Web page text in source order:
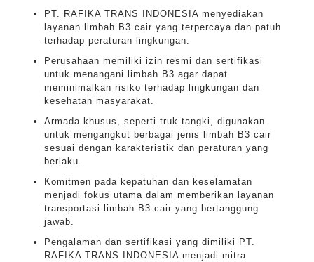
PT. RAFIKA TRANS INDONESIA menyediakan
layanan limbah B3 cair yang terpercaya dan patuh
terhadap peraturan lingkungan.
Perusahaan memiliki izin resmi dan sertifikasi
untuk menangani limbah B3 agar dapat
meminimalkan risiko terhadap lingkungan dan
kesehatan masyarakat.
Armada khusus, seperti truk tangki, digunakan
untuk mengangkut berbagai jenis limbah B3 cair
sesuai dengan karakteristik dan peraturan yang
berlaku.
Komitmen pada kepatuhan dan keselamatan
menjadi fokus utama dalam memberikan layanan
transportasi limbah B3 cair yang bertanggung
jawab.
Pengalaman dan sertifikasi yang dimiliki PT.
RAFIKA TRANS INDONESIA menjadi mitra